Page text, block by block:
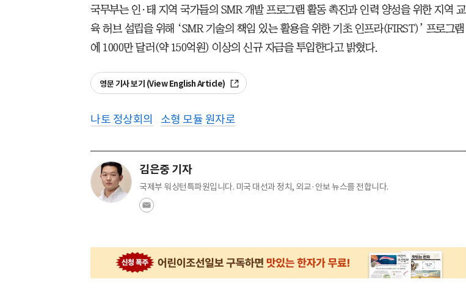
국무부는 인·태 지역 국가들의 SMR 개발 프로그램 활동 촉진과 인력 양성을 위한 지역 교
육 허브 설립을 위해 ‘SMR 기술의 책임 있는 활용을 위한 기초 인프라(FIRST)’ 프로그램
에 1000만 달러(약 150억원) 이상의 신규 자금을 투입한다고 밝혔다.
영문 기사 보기 (View English Article)
나토 정상회의 소형 모듈 원자로
김은중 기자
국제부 워싱턴특파원입니다. 미국 대선과 정치, 외교·안보 뉴스를 전합니다.